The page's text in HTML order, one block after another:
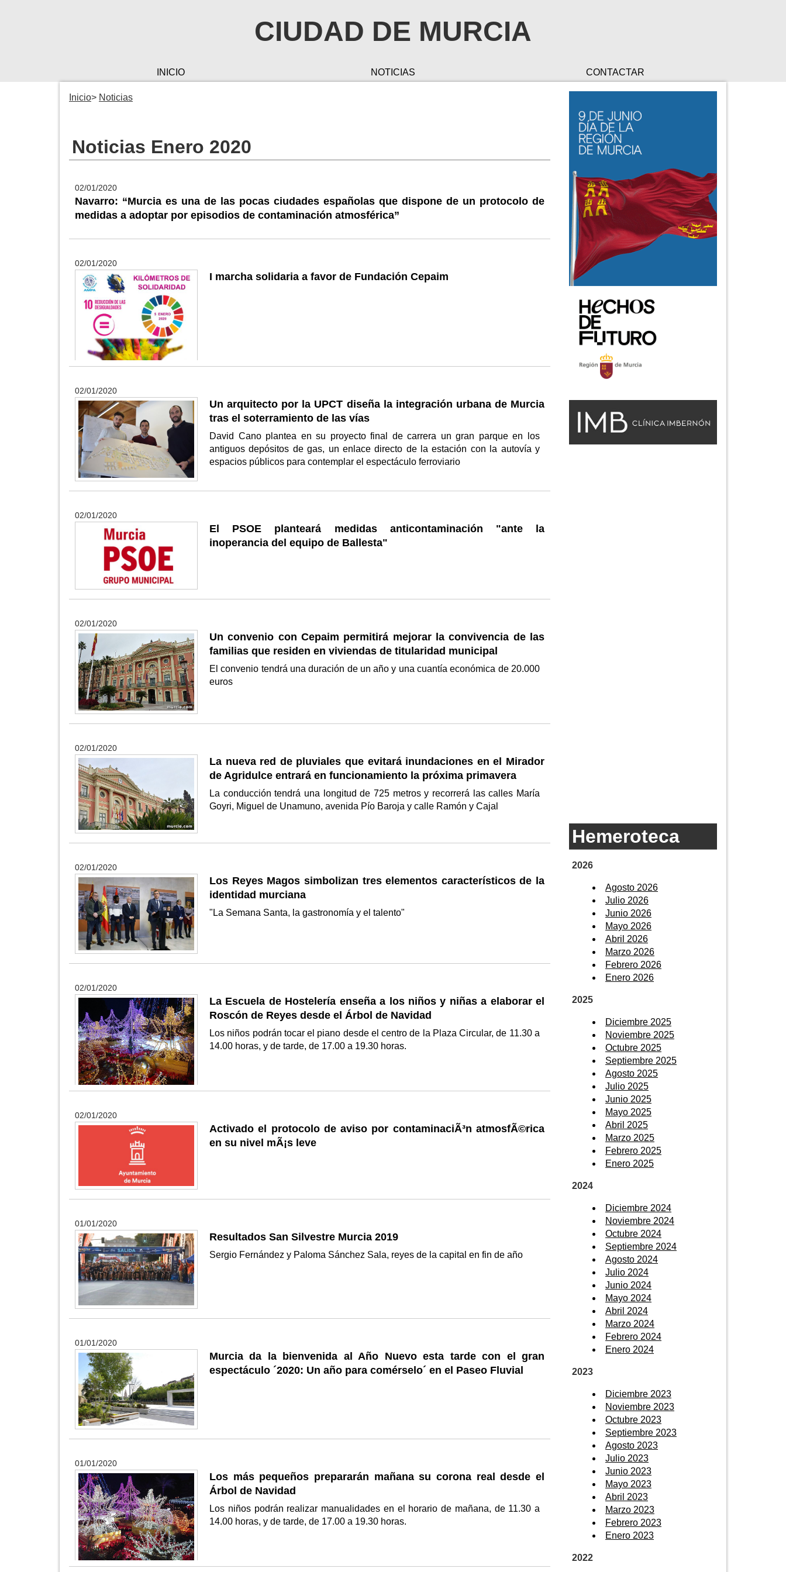
CIUDAD DE MURCIA
INICIO NOTICIAS CONTACTAR
Inicio Noticias
Noticias Enero 2020
02/01/2020
Navarro: “Murcia es una de las pocas ciudades españolas que dispone de un protocolo de
medidas a adoptar por episodios de contaminación atmosférica”
02/01/2020
I marcha solidaria a favor de Fundación Cepaim
02/01/2020
Un arquitecto por la UPCT diseña la integración urbana de Murcia
tras el soterramiento de las vías
David Cano plantea en su proyecto final de carrera un gran parque en los
antiguos depósitos de gas, un enlace directo de la estación con la autovía y
espacios públicos para contemplar el espectáculo ferroviario
02/01/2020
El PSOE planteará medidas anticontaminación "ante la
inoperancia del equipo de Ballesta"
02/01/2020
Un convenio con Cepaim permitirá mejorar la convivencia de las
familias que residen en viviendas de titularidad municipal
El convenio tendrá una duración de un año y una cuantía económica de 20.000
euros
02/01/2020
La nueva red de pluviales que evitará inundaciones en el Mirador
de Agridulce entrará en funcionamiento la próxima primavera
La conducción tendrá una longitud de 725 metros y recorrerá las calles María
Goyri, Miguel de Unamuno, avenida Pío Baroja y calle Ramón y Cajal
02/01/2020
Los Reyes Magos simbolizan tres elementos característicos de la
identidad murciana
"La Semana Santa, la gastronomía y el talento"
02/01/2020
La Escuela de Hostelería enseña a los niños y niñas a elaborar el
Roscón de Reyes desde el Árbol de Navidad
Los niños podrán tocar el piano desde el centro de la Plaza Circular, de 11.30 a
14.00 horas, y de tarde, de 17.00 a 19.30 horas.
02/01/2020
Activado el protocolo de aviso por contaminaciÃ³n atmosfÃ©rica
en su nivel mÃ¡s leve
01/01/2020
Resultados San Silvestre Murcia 2019
Sergio Fernández y Paloma Sánchez Sala, reyes de la capital en fin de año
01/01/2020
Murcia da la bienvenida al Año Nuevo esta tarde con el gran
espectáculo ´2020: Un año para comérselo´ en el Paseo Fluvial
01/01/2020
Los más pequeños prepararán mañana su corona real desde el
Árbol de Navidad
Los niños podrán realizar manualidades en el horario de mañana, de 11.30 a
14.00 horas, y de tarde, de 17.00 a 19.30 horas.
Hemeroteca
2026
Agosto 2026
Julio 2026
Junio 2026
Mayo 2026
Abril 2026
Marzo 2026
Febrero 2026
Enero 2026
2025
Diciembre 2025
Noviembre 2025
Octubre 2025
Septiembre 2025
Agosto 2025
Julio 2025
Junio 2025
Mayo 2025
Abril 2025
Marzo 2025
Febrero 2025
Enero 2025
2024
Diciembre 2024
Noviembre 2024
Octubre 2024
Septiembre 2024
Agosto 2024
Julio 2024
Junio 2024
Mayo 2024
Abril 2024
Marzo 2024
Febrero 2024
Enero 2024
2023
Diciembre 2023
Noviembre 2023
Octubre 2023
Septiembre 2023
Agosto 2023
Julio 2023
Junio 2023
Mayo 2023
Abril 2023
Marzo 2023
Febrero 2023
Enero 2023
2022